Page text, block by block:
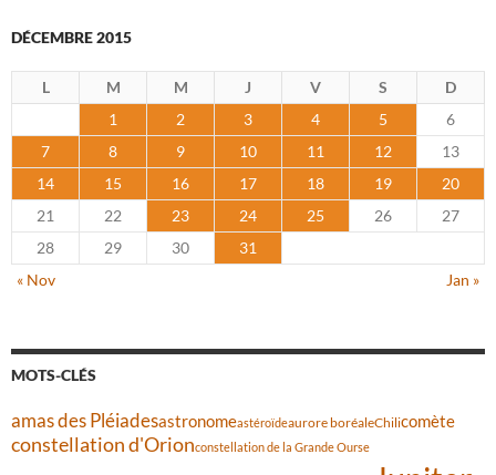
DÉCEMBRE 2015
L M M J V S
D
1
2 3 4 5
6
7
8 9 10 11 12
13
14
15 16 17 18 19
20
21
22 23 24 25 26
27
28
29 30
31
« Nov
Jan »
MOTS-CLÉS
amas des Pléiadesastronomeastéroïdeaurore boréaleChilicomète
constellation d'Orionconstellation de la Grande Ourse